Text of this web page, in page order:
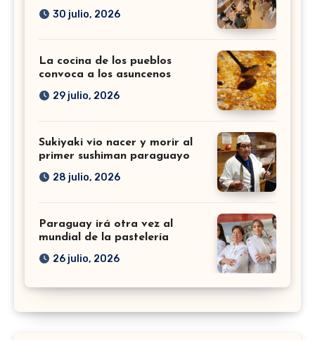
30 julio, 2026
La cocina de los pueblos
convoca a los asuncenos
29 julio, 2026
Sukiyaki vio nacer y morir al
primer sushiman paraguayo
28 julio, 2026
Paraguay irá otra vez al
mundial de la pastelería
26 julio, 2026